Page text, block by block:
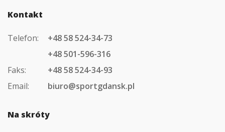
Kontakt
Telefon:
+48 58 524-34-73
+48 501-596-316
Faks:
+48 58 524-34-93
Email:
biuro@sportgdansk.pl
Na skróty